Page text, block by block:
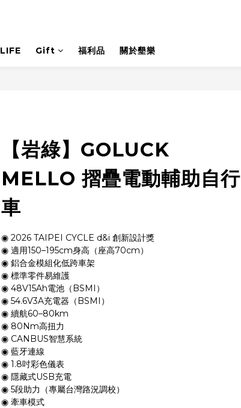
LIFE Gift 福利品 關於墾樂
【岩綠】GOLUCK
MELLO 摺疊電動輔助自行
車
◉ 2026 TAIPEI CYCLE d&i 創新設計獎
◉ 適用150–195cm身高（座高70cm）
◉ 鋁合金模組化低跨車架
◉ 標準零件易維護
◉ 48V15Ah電池（BSMI）
◉ 54.6V3A充電器（BSMI）
◉ 續航60–80km
◉ 80Nm高扭力
◉ CANBUS智慧系統
◉ 藍牙連線
◉ 1.8吋彩色儀表
◉ 隱藏式USB充電
◉ 5段助力（專屬台灣路況調校）
◉ 牽車模式